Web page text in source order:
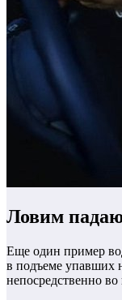
Ловим
Еще один пример
в подъеме упавших
непосредственно